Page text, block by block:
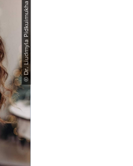
© Dr. Liudmyla Pidkuimukha